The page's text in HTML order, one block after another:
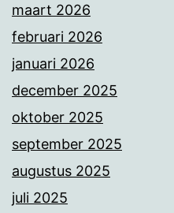
maart 2026
februari 2026
januari 2026
december 2025
oktober 2025
september 2025
augustus 2025
juli 2025